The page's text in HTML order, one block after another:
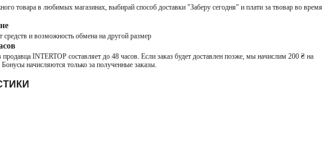
товара в любимых магазинах, выбирай способ доставки "Заберу сегодня" и плати за твовар во время
средств и возможность обмена на другой размер
продавца INTERTOP составляет до 48 часов. Если заказ будет доставлен позже, мы начислим 200 ₴ на
начисляются только за полученные заказы.